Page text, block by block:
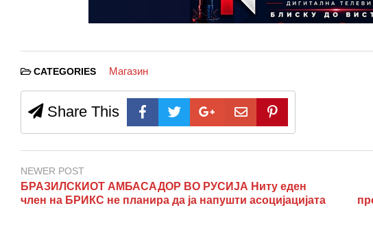
CATEGORIES Магазин
Share This
NEWER POST
БРАЗИЛСКИОТ АМБАСАДОР ВО РУСИЈА Ниту еден
член на БРИКС не планира да ја напушти асоцијацијата